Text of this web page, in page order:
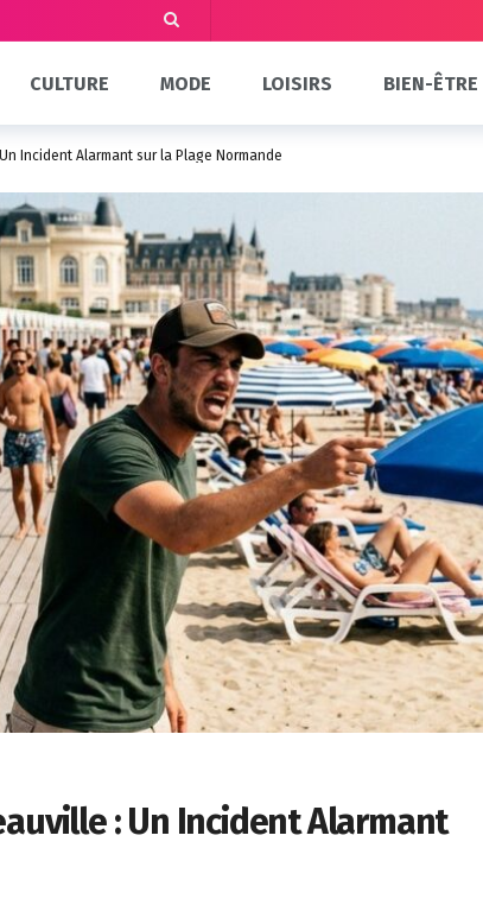
CULTURE MODE LOISIRS BIEN-ÊTRE
Incident Alarmant sur la Plage Normande
: Un Incident Alarmant